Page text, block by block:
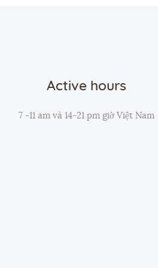
Active hours
7 -11 am và 14-21 pm giờ Việt Nam